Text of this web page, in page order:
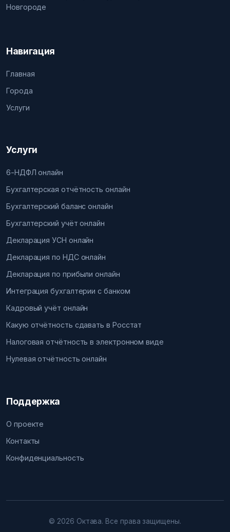
Новгороде
Навигация
Главная
Города
Услуги
Услуги
6-НДФЛ онлайн
Бухгалтерская отчётность онлайн
Бухгалтерский баланс онлайн
Бухгалтерский учёт онлайн
Декларация УСН онлайн
Декларация по НДС онлайн
Декларация по прибыли онлайн
Интеграция бухгалтерии с банком
Кадровый учёт онлайн
Какую отчётность сдавать в Росстат
Налоговая отчётность в электронном виде
Нулевая отчётность онлайн
Поддержка
О проекте
Контакты
Конфиденциальность
© 2026 Октава. Все права защищены.